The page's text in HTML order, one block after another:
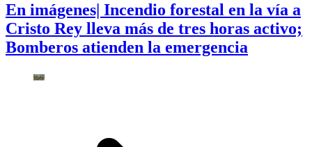
En imágenes| Incendio forestal en la vía a
Cristo Rey lleva más de tres horas activo;
Bomberos atienden la emergencia